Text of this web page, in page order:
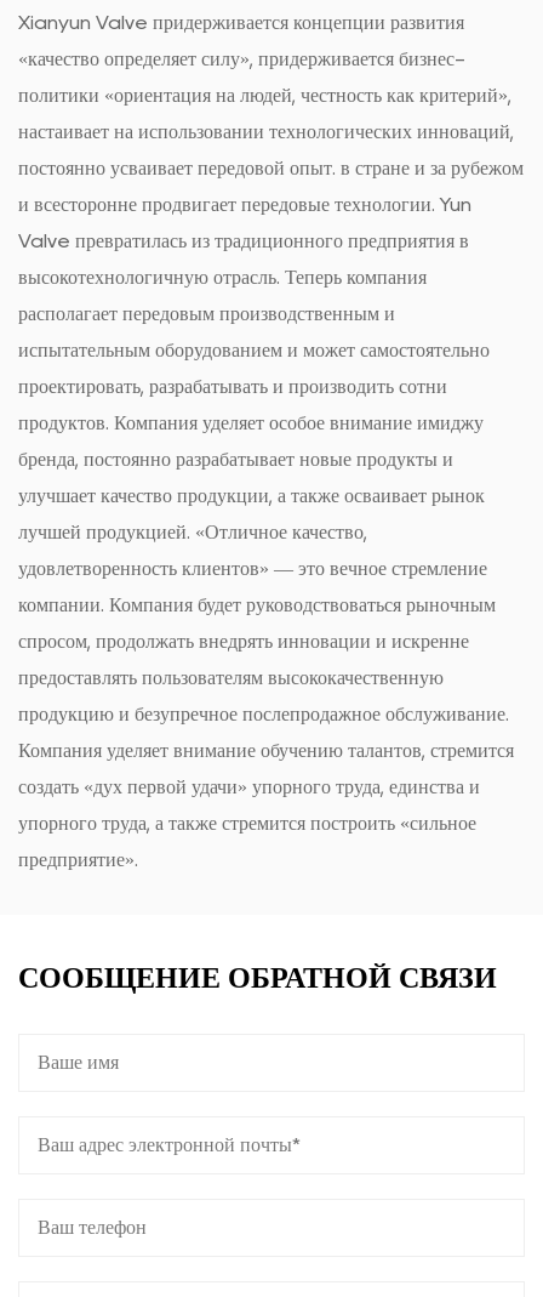
Xianyun Valve придерживается концепции развития
«качество определяет силу», придерживается бизнес-
политики «ориентация на людей, честность как критерий»,
настаивает на использовании технологических инноваций,
постоянно усваивает передовой опыт. в стране и за рубежом
и всесторонне продвигает передовые технологии. Yun
Valve превратилась из традиционного предприятия в
высокотехнологичную отрасль. Теперь компания
располагает передовым производственным и
испытательным оборудованием и может самостоятельно
проектировать, разрабатывать и производить сотни
продуктов. Компания уделяет особое внимание имиджу
бренда, постоянно разрабатывает новые продукты и
улучшает качество продукции, а также осваивает рынок
лучшей продукцией. «Отличное качество,
удовлетворенность клиентов» — это вечное стремление
компании. Компания будет руководствоваться рыночным
спросом, продолжать внедрять инновации и искренне
предоставлять пользователям высококачественную
продукцию и безупречное послепродажное обслуживание.
Компания уделяет внимание обучению талантов, стремится
создать «дух первой удачи» упорного труда, единства и
упорного труда, а также стремится построить «сильное
предприятие».
СООБЩЕНИЕ ОБРАТНОЙ СВЯЗИ